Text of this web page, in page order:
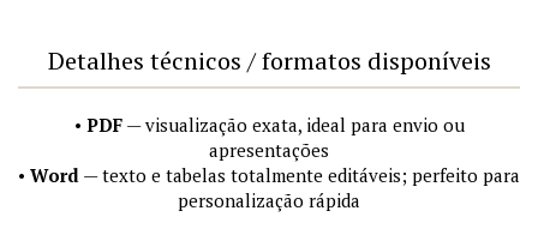
Detalhes técnicos / formatos disponíveis
• PDF— visualização exata, ideal para envio ou
apresentações
• Word — texto e tabelas totalmente editáveis; perfeito para
personalização rápida